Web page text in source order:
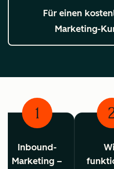
Für einen
Marketing-
1
Inbound-
Marketing –